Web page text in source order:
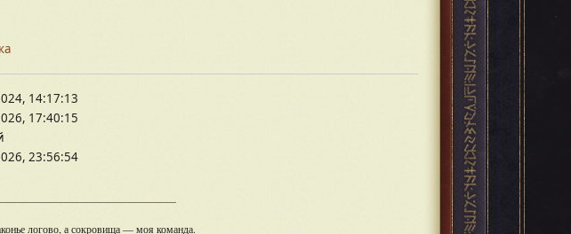
14:17:13
17:40:15
23:56:54
логово, а сокровища — моя команда.